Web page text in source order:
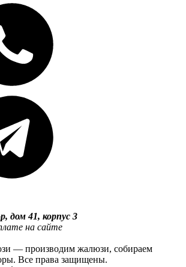
дом 41, корпус 3
на сайте
— производим жалюзи, собираем
Все права защищены.